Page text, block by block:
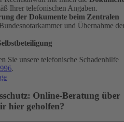
Ihrer telefonischen Angaben.
der Dokumente beim Zentralen
und Übernahme
Sie unsere telefonische Schadenhilfe
.
Online-Beratung über
hier geholfen?